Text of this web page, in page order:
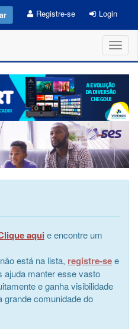
Registre-se Login
aqui e encontre um
está na lista, registre-see
ajuda manter esse vasto
e ganha visibilidade
grande comunidade do